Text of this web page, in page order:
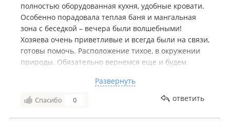
полностью оборудованная кухня, удобные кровати.
Особенно порадовала теплая баня и мангальная
зона с беседкой – вечера были волшебными!
Хозяева очень приветливые и всегда были на связи,
готовы помочь. Расположение тихое, в окружении
природы. Обязательно вернемся еще и будем
Комментарий:Рекомендую вам
Развернуть
Спасибо 0 ответить